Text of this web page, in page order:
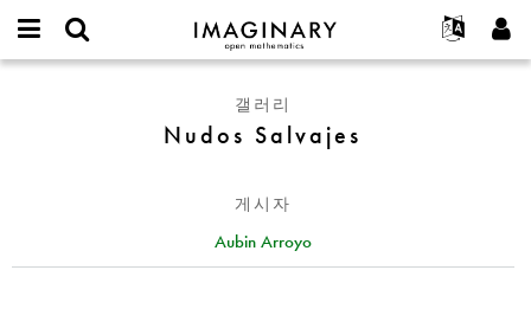
IMAGINARY
open
Français
Deutsch
Español
Türkçe
Programs
Galleries
Hands-On
Texts
프로젝트
참가하기
가입하기
갤러리
Nudos Salvajes
게시자
Aubin Arroyo